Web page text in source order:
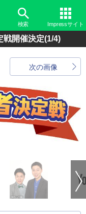
検索 Impressサイト
戦開催決定(1/4)
次の画像